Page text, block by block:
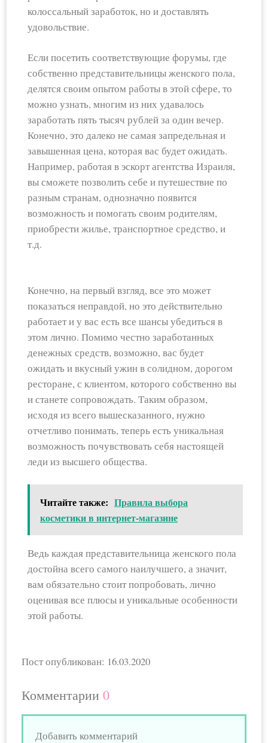
колоссальный заработок, но и доставлять
удовольствие.
Если посетить соответствующие форумы, где
собственно представительницы женского пола,
делятся своим опытом работы в этой сфере, то
можно узнать, многим из них удавалось
заработать пять тысяч рублей за один вечер.
Конечно, это далеко не самая запредельная и
завышенная цена, которая вас будет ожидать.
Например, работая в эскорт агентства Израиля,
вы сможете позволить себе и путешествие по
разным странам, однозначно появится
возможность и помогать своим родителям,
приобрести жилье, транспортное средство, и
т.д.
Конечно, на первый взгляд, все это может
показаться неправдой, но это действительно
работает и у вас есть все шансы убедиться в
этом лично. Помимо честно заработанных
денежных средств, возможно, вас будет
ожидать и вкусный ужин в солидном, дорогом
ресторане, с клиентом, которого собственно вы
и станете сопровождать. Таким образом,
исходя из всего вышесказанного, нужно
отчетливо понимать, теперь есть уникальная
возможность почувствовать себя настоящей
леди из высшего общества.
Читайте также: Правила выбора
косметики в интернет-магазине
Ведь каждая представительница женского пола
достойна всего самого наилучшего, а значит,
вам обязательно стоит попробовать, лично
оценивая все плюсы и уникальные особенности
этой работы.
Пост опубликован: 16.03.2020
Комментарии0
Добавить комментарий